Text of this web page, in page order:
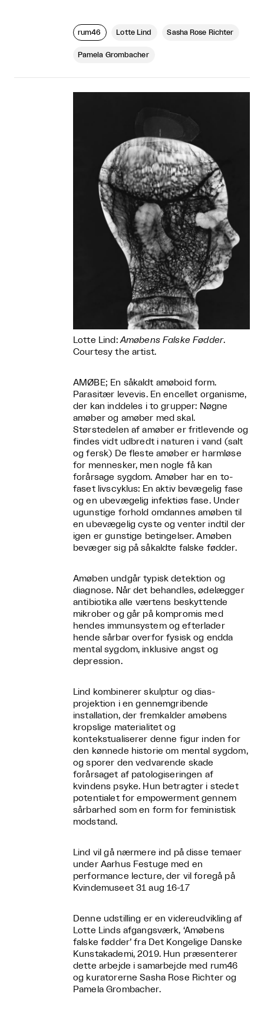
rum46 Lotte Lind Sasha Rose Richter
Pamela Grombacher
Lotte Lind: Amøbens Falske Fødder.
Courtesy the artist.
AMØBE; En såkaldt amøboid form.
Parasitær levevis. En encellet organisme,
der kan inddeles i to grupper: Nøgne
amøber og amøber med skal.
Størstedelen af amøber er fritlevende og
findes vidt udbredt i naturen i vand (salt
og fersk) De fleste amøber er harmløse
for mennesker, men nogle få kan
forårsage sygdom. Amøber har en to-
faset livscyklus: En aktiv bevægelig fase
og en ubevægelig infektiøs fase. Under
ugunstige forhold omdannes amøben til
en ubevægelig cyste og venter indtil der
igen er gunstige betingelser. Amøben
bevæger sig på såkaldte falske fødder.
Amøben undgår typisk detektion og
diagnose. Når det behandles, ødelægger
antibiotika alle værtens beskyttende
mikrober og går på kompromis med
hendes immunsystem og efterlader
hende sårbar overfor fysisk og endda
mental sygdom, inklusive angst og
depression.
Lind kombinerer skulptur og dias-
projektion i en gennemgribende
installation, der fremkalder amøbens
kropslige materialitet og
kontekstualiserer denne figur inden for
den kønnede historie om mental sygdom,
og sporer den vedvarende skade
forårsaget af patologiseringen af
kvindens psyke. Hun betragter i stedet
potentialet for empowerment gennem
sårbarhed som en form for feministisk
modstand.
Lind vil gå nærmere ind på disse temaer
under Aarhus Festuge med en
performance lecture, der vil foregå på
Kvindemuseet 31 aug 16-17
Denne udstilling er en videreudvikling af
Lotte Linds afgangsværk, ‘Amøbens
falske fødder’ fra Det Kongelige Danske
Kunstakademi, 2019. Hun præsenterer
dette arbejde i samarbejde med rum46
og kuratorerne Sasha Rose Richter og
Pamela Grombacher.